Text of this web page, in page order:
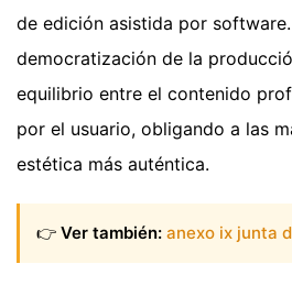
de edición asistida por
democratización de la
equilibrio entre el contenido
por el usuario, obligando a las
estética más auténtica.
👉 Ver también: anexo ix junta